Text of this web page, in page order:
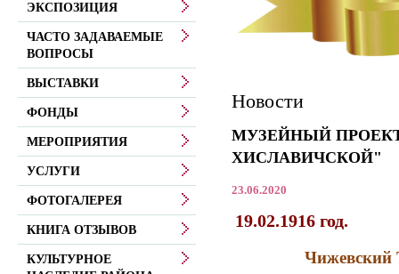
Новости
МУЗЕЙНЫЙ
ХИСЛАВИЧСКОЙ"
23.06.2020
19.02.1916 год.
Чижевский
ЭКСПОЗИЦИЯ
ЧАСТО ЗАДАВАЕМЫЕ
ВОПРОСЫ
ВЫСТАВКИ
ФОНДЫ
МЕРОПРИЯТИЯ
УСЛУГИ
ФОТОГАЛЕРЕЯ
КНИГА ОТЗЫВОВ
КУЛЬТУРНОЕ